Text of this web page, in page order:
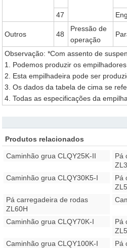
47
Outros 48
Pressão de
operação
Observação: *Com assento de
1. Podemos produzir os
2. Esta empilhadeira pode ser
3. Os dados da tabela de cima se
4. Todas as especificações da
Produtos relacionados
Caminhão grua CLQY25K-II
Pá
Caminhão grua CLQY30K5-I
Pá
Pá carregadeira de rodas
ZL60H
Caminhão grua CLQY70K-I
Pá
Caminhão grua CLQY100K-I
Pá